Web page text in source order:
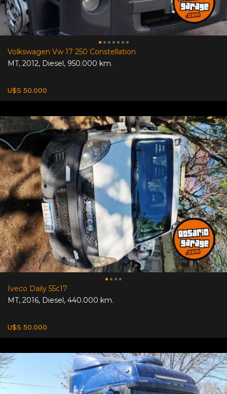
Volkswagen Vw 17 250 Constellation
MT, 2012, Diesel, 950.000 km.
U$S 50.000
Iveco Daily 55c17
MT, 2016, Diesel, 440.000 km.
U$S 50.000